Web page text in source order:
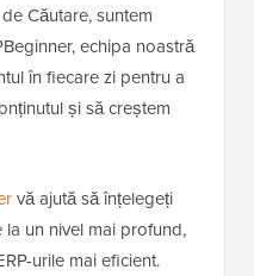
Căutare, suntem
echipa noastră
în fiecare zi pentru a
și să creștem
vă ajută să înțelegeți
un nivel mai profund,
urile mai eficient.